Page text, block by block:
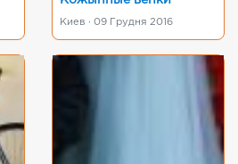
Киев · 09 Грудня 2016